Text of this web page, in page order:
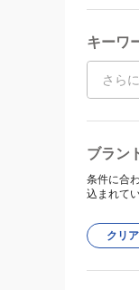
キーワ
ブラン
条件に合
込まれて
クリア